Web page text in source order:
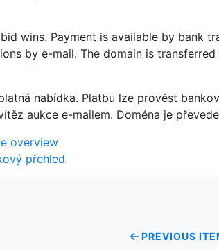
wins. Payment is available by bank
by e-mail. The domain is
nabídka. Platbu lze provést
aukce e-mailem. Doména je
overview
přehled
PREVIOUS